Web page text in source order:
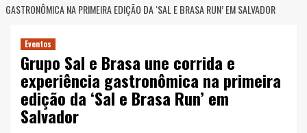
GASTRONÔMICA NA PRIMEIRA EDIÇÃO DA ‘SAL E BRASA RUN’ EM SALVADOR
Eventos
Grupo Sal e Brasa une corrida e
experiência gastronômica na primeira
edição da ‘Sal e Brasa Run’ em
Salvador